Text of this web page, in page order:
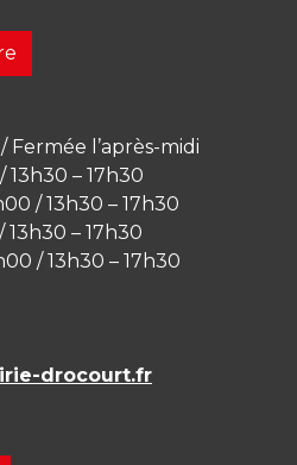
Fermée l’après-midi
13h30 – 17h30
/ 13h30 – 17h30
13h30 – 17h30
/ 13h30 – 17h30
drocourt.fr